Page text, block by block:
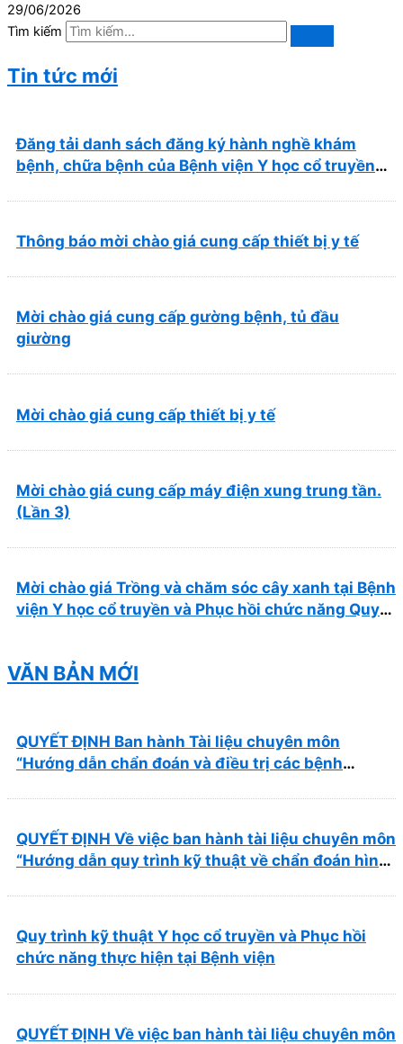
29/06/2026
Tìm kiếm
Tin tức mới
Đăng tải danh sách đăng ký hành nghề khám
bệnh, chữa bệnh của Bệnh viện Y học cổ truyền
Thông báo mời chào giá cung cấp thiết bị y tế
Mời chào giá cung cấp gường bệnh, tủ đầu
giường
Mời chào giá cung cấp thiết bị y tế
Mời chào giá cung cấp máy điện xung trung tần.
(Lần 3)
Mời chào giá Trồng và chăm sóc cây xanh tại Bệnh
viện Y học cổ truyền và Phục hồi chức năng Quy
VĂN BẢN MỚI
QUYẾT ĐỊNH Ban hành Tài liệu chuyên môn
“Hướng dẫn chẩn đoán và điều trị các bệnh
QUYẾT ĐỊNH Về việc ban hành tài liệu chuyên môn
“Hướng dẫn quy trình kỹ thuật về chẩn đoán hình
Quy trình kỹ thuật Y học cổ truyền và Phục hồi
chức năng thực hiện tại Bệnh viện
QUYẾT ĐỊNH Về việc ban hành tài liệu chuyên môn